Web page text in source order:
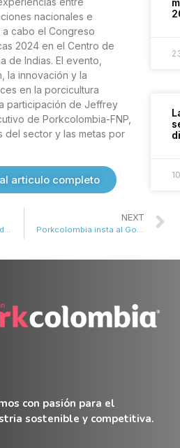
nacionales e
cabo el Congreso
2024 en el Centro de
de Indias. El evento,
la innovación y la
en la porcicultura
participación de Jeffrey
de Porkcolombia-FNP,
del sector y las metas por
articulo completo
NEXT
con pasión para el
sostenible y competitiva.